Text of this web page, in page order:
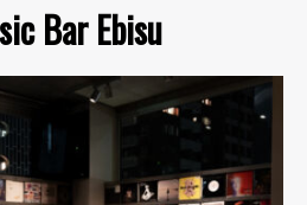
Bar Ebisu